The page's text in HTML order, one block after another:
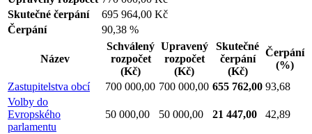
Skutečné čerpání
695 964,00 Kč
Čerpání
90,38 %
Název
Schválený
rozpočet
(Kč)
Upravený
rozpočet
(Kč)
Skutečné
čerpání
(Kč)
Čerpání
(%)
Zastupitelstva obcí
700 000,00 700 000,00 655 762,00 93,68
Volby do
Evropského
parlamentu
50 000,00 50 000,00 21 447,00 42,89